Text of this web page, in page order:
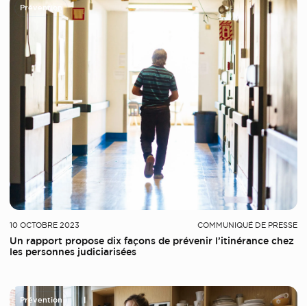
Prévention
10 OCTOBRE 2023 COMMUNIQUÉ DE PRESSE
Un rapport propose dix façons de prévenir l’itinérance chez
les personnes judiciarisées
Prévention